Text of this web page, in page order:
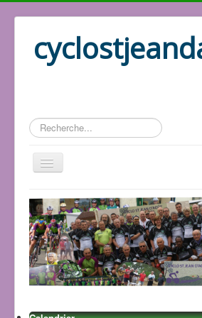
Rechercher
Organisation
Qui sommes nous
Le bureau